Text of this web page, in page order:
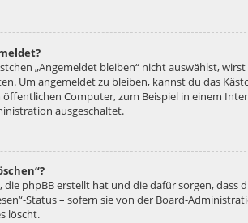
„Angemeldet bleiben“ nicht auswählst,
Um angemeldet zu bleiben, kannst du das
Computer, zum Beispiel in einem
ausgeschaltet.
die phpBB erstellt hat und die dafür sorgen,
Status – sofern sie von der Board-
löscht.